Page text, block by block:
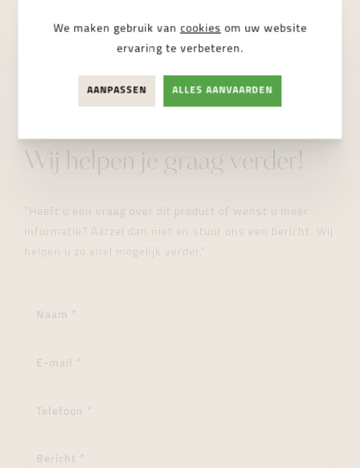
Wij helpen je graag verder!
"Heeft u een vraag over dit product of wenst u meer
informatie? Aarzel dan niet en stuur ons een bericht. Wij
helpen u zo snel mogelijk verder."
We maken gebruik van cookies om uw website
ervaring te verbeteren.
AANPASSEN ALLES AANVAARDEN